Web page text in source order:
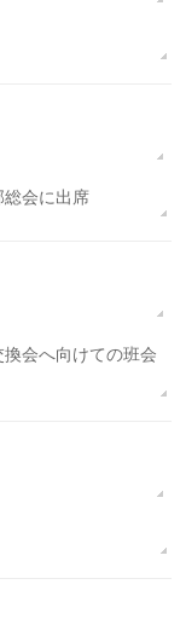
総会に出席
会へ向けての班会